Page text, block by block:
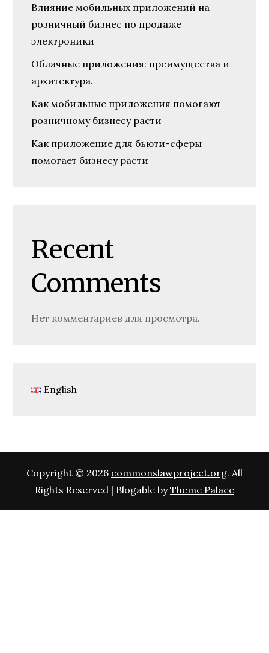
Влияние мобильных приложений на
розничный бизнес по продаже
электроники
Облачные приложения: преимущества и
архитектура.
Как мобильные приложения помогают
розничному бизнесу расти
Как приложение для бьюти-сферы
помогает бизнесу расти
Recent
Comments
Нет комментариев для просмотра.
English
Copyright © 2026 commonslawproject.org. All
Rights Reserved | Blogable byTheme Palace